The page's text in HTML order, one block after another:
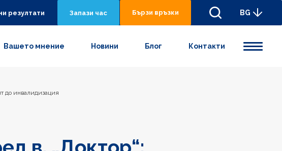
резултати Запази час Бързи връзки BG
Вашето мнение Новини Блог Контакти
до инвалидизация